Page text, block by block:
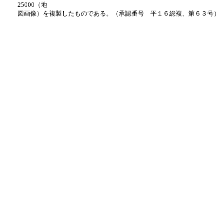
25000（地
図画像）を複製したものである。（承認番号 平１６総複、第６３号